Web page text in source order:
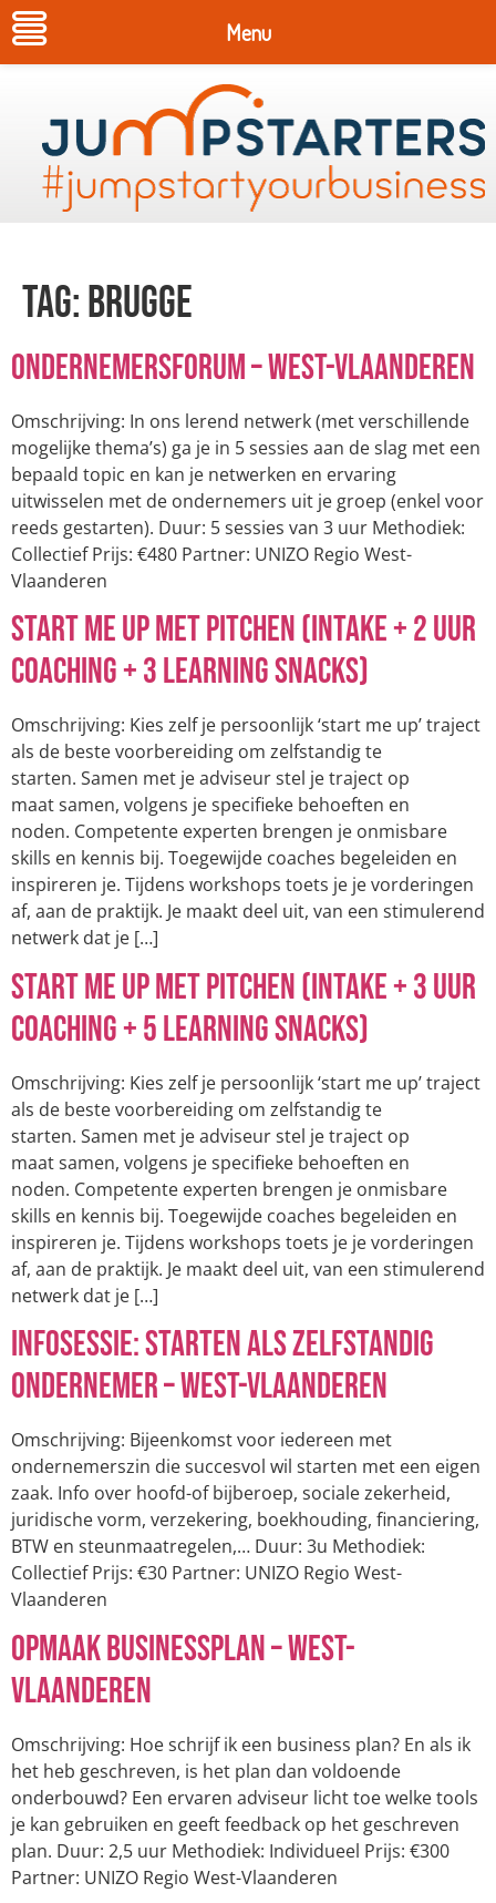
Tag:Brugge
OndernemersForum – West-Vlaanderen
Omschrijving: In ons lerend netwerk (met verschillende
mogelijke thema’s) ga je in 5 sessies aan de slag met een
bepaald topic en kan je netwerken en ervaring
uitwisselen met de ondernemers uit je groep (enkel voor
reeds gestarten). Duur: 5 sessies van 3 uur Methodiek:
Collectief Prijs: €480 Partner: UNIZO Regio West-
Vlaanderen
Start me up met pitchen (Intake + 2 uur
coaching + 3 learning snacks)
Omschrijving: Kies zelf je persoonlijk ‘start me up’ traject
als de beste voorbereiding om zelfstandig te
starten. Samen met je adviseur stel je traject op
maat samen, volgens je specifieke behoeften en
noden. Competente experten brengen je onmisbare
skills en kennis bij. Toegewijde coaches begeleiden en
inspireren je. Tijdens workshops toets je je vorderingen
af, aan de praktijk. Je maakt deel uit, van een stimulerend
netwerk dat je […]
Start me up met pitchen (Intake + 3 uur
coaching + 5 learning snacks)
Omschrijving: Kies zelf je persoonlijk ‘start me up’ traject
als de beste voorbereiding om zelfstandig te
starten. Samen met je adviseur stel je traject op
maat samen, volgens je specifieke behoeften en
noden. Competente experten brengen je onmisbare
skills en kennis bij. Toegewijde coaches begeleiden en
inspireren je. Tijdens workshops toets je je vorderingen
af, aan de praktijk. Je maakt deel uit, van een stimulerend
netwerk dat je […]
Infosessie: Starten als zelfstandig
ondernemer – West-Vlaanderen
Omschrijving: Bijeenkomst voor iedereen met
ondernemerszin die succesvol wil starten met een eigen
zaak. Info over hoofd-of bijberoep, sociale zekerheid,
juridische vorm, verzekering, boekhouding, financiering,
BTW en steunmaatregelen,… Duur: 3u Methodiek:
Collectief Prijs: €30 Partner: UNIZO Regio West-
Vlaanderen
Opmaak Businessplan – West-
Vlaanderen
Omschrijving: Hoe schrijf ik een business plan? En als ik
het heb geschreven, is het plan dan voldoende
onderbouwd? Een ervaren adviseur licht toe welke tools
je kan gebruiken en geeft feedback op het geschreven
plan. Duur: 2,5 uur Methodiek: Individueel Prijs: €300
Partner: UNIZO Regio West-Vlaanderen
Menu